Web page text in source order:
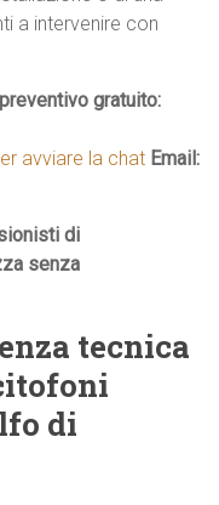
a intervenire con
gratuito:
avviare la chat Email:
di
senza
tecnica
di